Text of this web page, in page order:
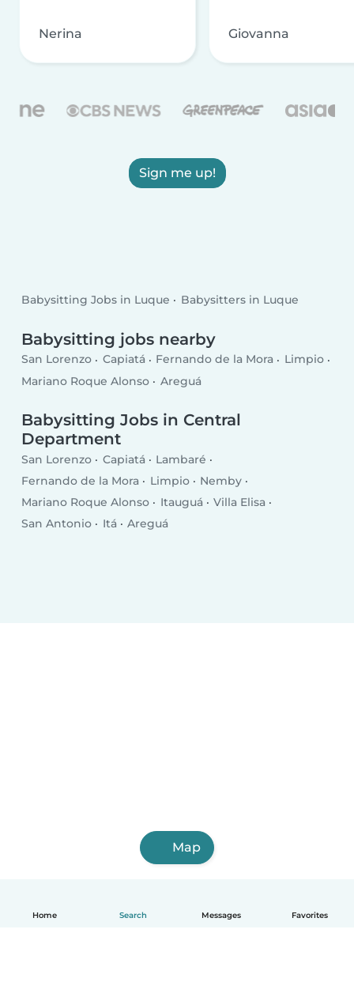
Home Search Messages Favorites
Nerina Giovanna
Sign me up!
Babysitting Jobs in Luque Babysitters in Luque
Babysitting jobs nearby
San Lorenzo Capiatá Fernando de la Mora
Limpio
Mariano Roque Alonso
Areguá
Babysitting Jobs in Central
Department
San Lorenzo Capiatá
Lambaré
Fernando de la Mora
Limpio
Nemby
Mariano Roque Alonso
Itauguá
Villa Elisa
San Antonio
Itá Areguá
Map